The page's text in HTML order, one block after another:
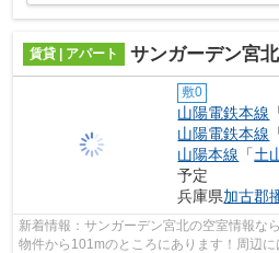
賃貸 | アパート サンガーデン宮北
敷0
山陽電鉄本線
山陽電鉄本線
山陽本線 「土
予定
兵庫県加古郡
新着情報：サンガーデン宮北の空室情報
物件から101mのところにあります！周辺に